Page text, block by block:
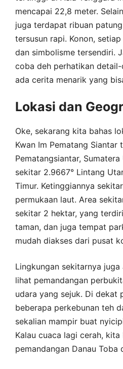
mencapai 22,8 meter.
juga terdapat ribuan
tersusun rapi. Konon,
dan simbolisme tersendiri.
coba deh perhatikan
ada cerita menarik yang
Lokasi dan
Oke, sekarang kita bahas
Kwan Im Pematang Siantar
Pematangsiantar,
sekitar 2.9667° Lintang
Timur. Ketinggiannya
permukaan laut. Area
sekitar 2 hektar, yang
taman, dan juga tempat
mudah diakses dari pusat
Lingkungan sekitarnya
lihat pemandangan
udara yang sejuk. Di dekat
beberapa perkebunan teh
sekalian mampir buat
Kalau cuaca lagi cerah, kita
pemandangan Danau Toba